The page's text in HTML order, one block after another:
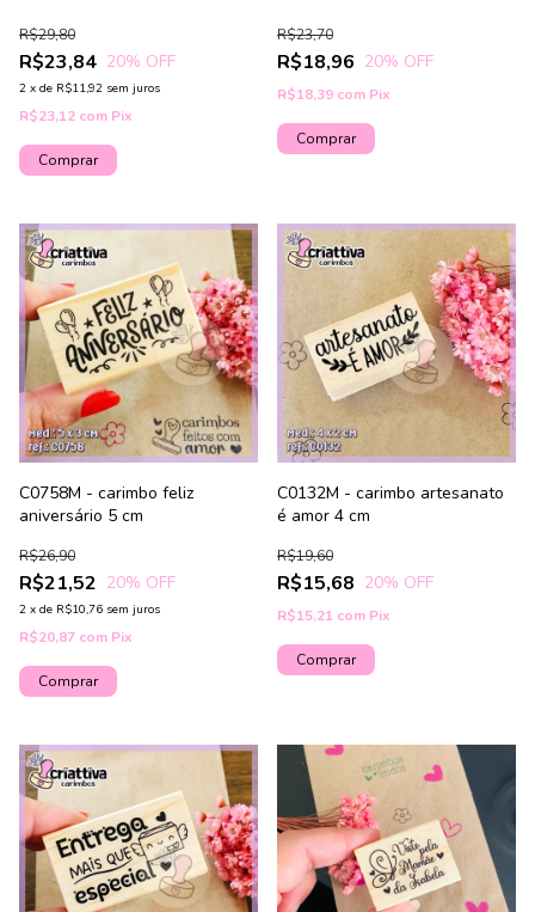
R$23,84
R$29,80
20% OFF
2 x de R$11,92 sem juros
R$23,12 com Pix
R$18,96
R$23,70
20% OFF
R$18,39 com Pix
C0758M - carimbo feliz
aniversário 5 cm
R$21,52
R$26,90
20% OFF
2 x de R$10,76 sem juros
R$20,87 com Pix
C0132M - carimbo artesanato
é amor 4 cm
R$15,68
R$19,60
20% OFF
R$15,21 com Pix